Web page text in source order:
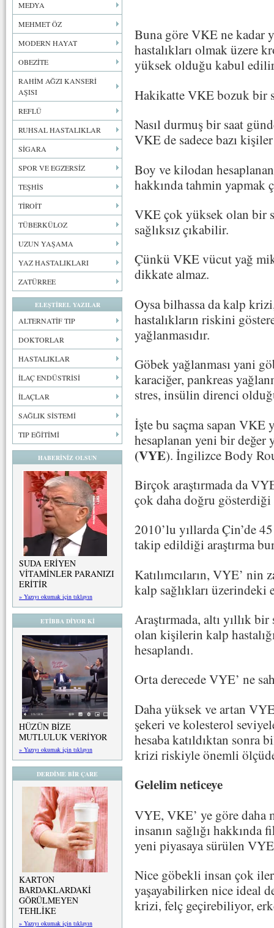
MEDYA
MEHMET ÖZ
MODERN HAYAT
OBEZİTE
RAHİM AĞZI KANSERİ
AŞISI
REFLÜ
RUHSAL HASTALIKLAR
SİGARA
SPOR VE EGZERSİZ
TEŞHİS
TİROİT
TÜBERKÜLOZ
UZUN YAŞAMA
YAZ HASTALIKLARI
ZATÜRREE
ELEŞTİREL YAZILAR
ALTERNATİF TIP
DOKTORLAR
HASTALIKLAR
İLAÇ ENDÜSTRİSİ
İLAÇLAR
SAĞLIK SİSTEMİ
TIP EĞİTİMİ
HABERİNİZ OLSUN
SUDA ERİYEN
VİTAMİNLER PARANIZI
ERİTİR
» Yazıyı okumak için tıklayın
ETİBBA DİYOR Kİ
HÜZÜN BİZE
MUTLULUK VERİYOR
» Yazıyı okumak için tıklayın
DERDİME BİR ÇARE
KARTON
BARDAKLARDAKİ
GÖRÜLMEYEN
TEHLİKE
» Yazıyı okumak için tıklayın
Buna göre VKE ne kadar
hastalıkları olmak üzere
yüksek olduğu kabul
Hakikatte VKE bozuk bir
Nasıl durmuş bir saat
VKE de sadece bazı
Boy ve kilodan
hakkında tahmin yapmak
VKE çok yüksek olan bir
sağlıksız çıkabilir.
Çünkü VKE vücut yağ
dikkate almaz.
Oysa bilhassa da kalp
hastalıkların riskini
yağlanmasıdır.
Göbek yağlanması yani
karaciğer, pankreas
stres, insülin direnci
İşte bu saçma sapan VKE
hesaplanan yeni bir değer
(VYE). İngilizce Body
Birçok araştırmada da
çok daha doğru
2010’lu yıllarda Çin’de
takip edildiği araştırma
Katılımcıların, VYE’ nin
kalp sağlıkları
Araştırmada, altı yıllık
olan kişilerin kalp
hesaplandı.
Orta derecede VYE’ ne
Daha yüksek ve artan
şekeri ve kolesterol
hesaba katıldıktan sonra
krizi riskiyle önemli
Gelelim neticeye
VYE, VKE’ ye göre daha
insanın sağlığı
yeni piyasaya sürülen
Nice göbekli insan çok
yaşayabilirken nice ideal
krizi, felç geçirebiliyor,